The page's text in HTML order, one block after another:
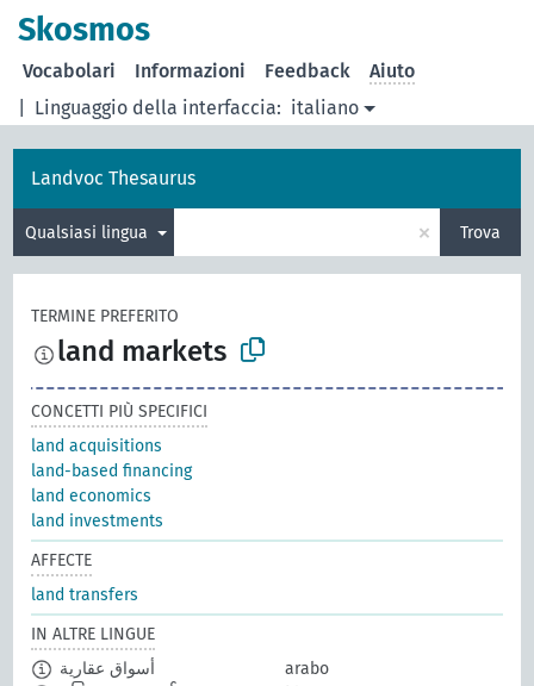
Skosmos
Linguaggio della interfaccia: italiano
Vocabolari Informazioni Feedback Aiuto
Landvoc Thesaurus
Qualsiasi lingua × Trova
TERMINE PREFERITO
land markets
CONCETTI PIÙ SPECIFICI
land acquisitions
land-based financing
land economics
land investments
AFFECTE
land transfers
IN ALTRE LINGUE
أسواق عقارية
arabo